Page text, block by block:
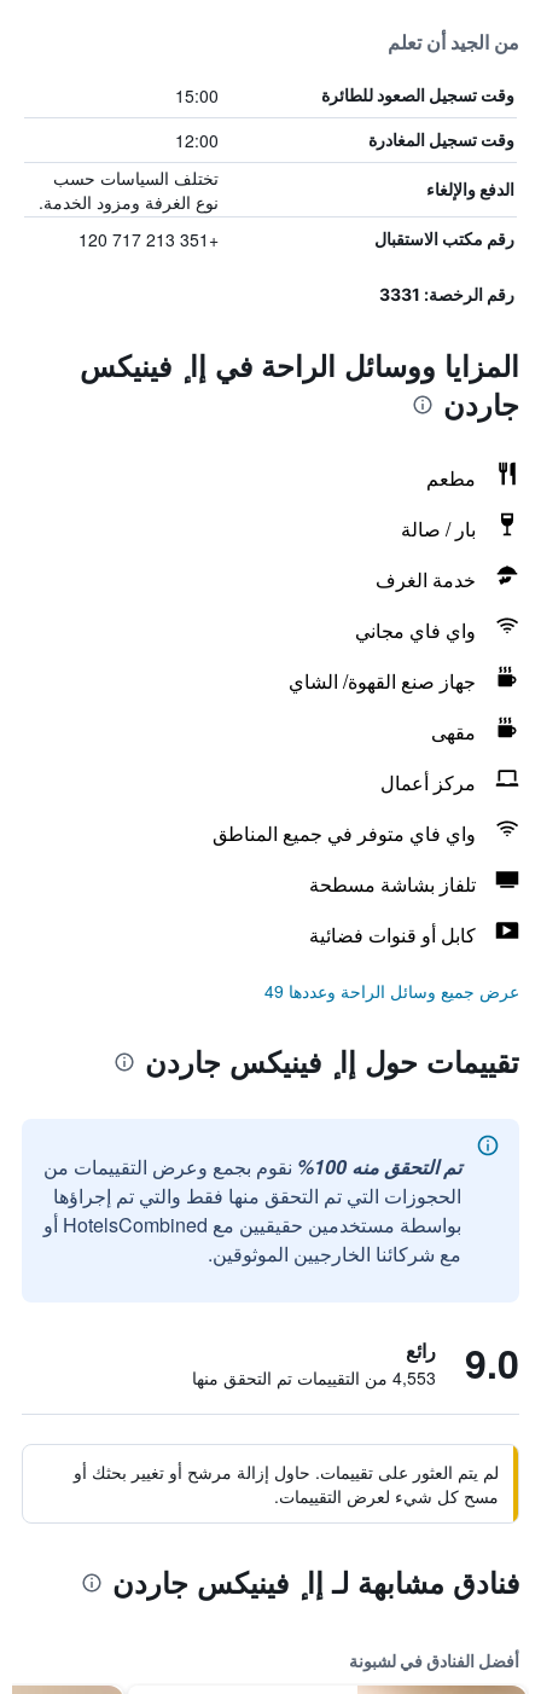
من الجيد أن تعلم
وقت تسجيل الصعود للطائرة 15:00
وقت تسجيل المغادرة 12:00
الدفع والإلغاء
تختلف السياسات حسب
نوع الغرفة ومزود الخدمة.
رقم مكتب الاستقبال +351 213 717 120
رقم الرخصة: 3331
المزايا ووسائل الراحة في إا ٕ فينيكس
جاردن
مطعم
بار / صالة
خدمة الغرف
واي فاي مجاني
جهاز صنع القهوة/ الشاي
مقهى
مركز أعمال
واي فاي متوفر في جميع المناطق
تلفاز بشاشة مسطحة
كابل أو قنوات فضائية
عرض جميع وسائل الراحة وعددها 49
تقييمات حول إا ٕ فينيكس جاردن
تم التحقق منه 100%
نقوم بجمع وعرض التقييمات من
الحجوزات التي تم التحقق منها فقط والتي تم إجراؤها
بواسطة مستخدمين حقيقيين مع HotelsCombined أو
مع شركائنا الخارجيين الموثوقين.
9.0 رائع
4,553 من التقييمات تم التحقق منها
لم يتم العثور على تقييمات. حاول إزالة مرشح أو تغيير بحثك أو
مسح كل شيء لعرض التقييمات.
فنادق مشابهة لـ إا ٕ فينيكس جاردن
أفضل الفنادق في لشبونة